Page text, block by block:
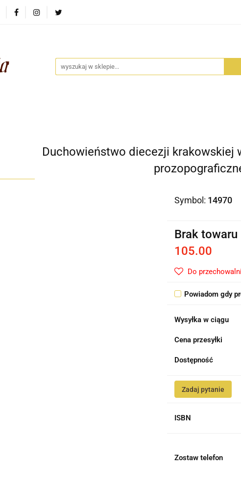
STARA SZUFLADA
Duchowieństwo diecezji krakowskiej
Symbol: 14970
Brak towaru
105.00
Do przechowalni
Powiadom gdy
Wysyłka w ciągu
Cena przesyłki
Dostępność
Zadaj pytanie
ISBN
Zostaw telefon